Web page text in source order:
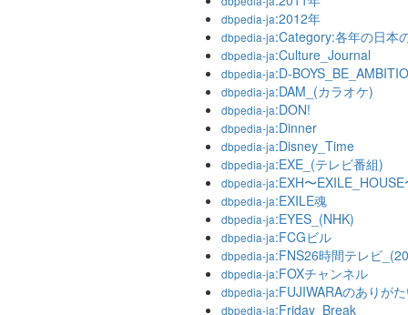
dbpedia-ja:2012年
dbpedia-ja:Category:各年の日本
dbpedia-ja:Culture_Journal
dbpedia-ja:D-
dbpedia-ja:DAM_(カラオケ)
dbpedia-ja:DON!
dbpedia-ja:Dinner
dbpedia-ja:Disney_Time
dbpedia-ja:EXE_(テレビ番組)
dbpedia-ja:EXH〜EXILE_HOUSE
dbpedia-ja:EXILE魂
dbpedia-ja:EYES_(NHK)
dbpedia-ja:FCGビル
dbpedia-ja:FNS26時間テレビ
dbpedia-ja:FOXチャンネル
dbpedia-ja:FUJIWARAのありが
dbpedia-ja:Friday_Break